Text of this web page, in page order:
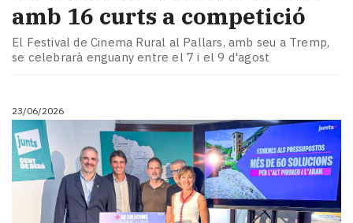
amb 16 curts a competició
El Festival de Cinema Rural al Pallars, amb seu a Tremp,
se celebrarà enguany entre el 7 i el 9 d'agost
23/06/2026